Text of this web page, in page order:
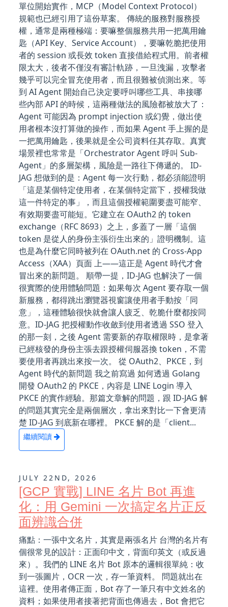
單位開始實作，MCP（Model Context Protocol）
規範也已經引用了這份草案。 傳統的服務對服務授
權，通常是兩種極端：要嘛整個服務共用一把萬用鑰
匙（API Key、Service Account），要嘛乾脆把使用
者的 session 或長效 token 直接借給程式用。前者權
限太大，後者不僅沒有審計軌跡，一旦洩漏，攻擊者
幾乎可以完全冒充使用者，而且很難被偵測出來。等
到 AI Agent 開始自己決定要呼叫哪些工具、串接哪
些內部 API 的時候，這兩種做法的風險都被放大了：
Agent 可能因為 prompt injection 或幻覺，做出使
用者根本沒打算做的操作，而如果 Agent 手上握的是
一把萬用鑰匙，後果就是全公司資料任其存取。真實
場景裡也常常是「Orchestrator Agent 呼叫 Sub-
Agent」的多層架構，風險是一路往下傳遞的。 ID-
JAG 想做到的是：Agent 每一次行動，都必須能證明
「這是某個特定使用者，在某個特定當下，授權我做
這一件特定的事」，而且這個授權範圍要盡可能窄、
有效期要盡可能短。它建立在 OAuth2 的 token
exchange（RFC 8693）之上，多蓋了一層「這個
token 是從人的身份主張衍生出來的」證明機制。這
也是為什麼它同時被列在 OAuth.net 的 Cross-App
Access（XAA）頁面 上——這正是 Agent 時代才會
冒出來的新問題。 順帶一提，ID-JAG 也解決了一個
很實際的使用體驗問題：如果每次 Agent 要存取一個
新服務，都得跳出瀏覽器視窗讓使用者手動按「同
意」，這種體驗很快就會讓人疲乏、乾脆什麼都按同
意。ID-JAG 把授權動作收斂到使用者透過 SSO 登入
的那一刻，之後 Agent 需要新的存取權限時，是拿著
已經核發的身份主張去跟授權伺服器換 token，不需
要使用者再跳出來按一次。 從 OAuth2、PKCE，到
Agent 時代的新問題 我之前寫過 如何透過 Golang
開發 OAuth2 的 PKCE，內容是 LINE Login 導入
PKCE 的實作經驗。那篇文章解的問題，跟 ID-JAG 解
的問題其實完全是兩個層次，拿出來對比一下會更清
楚 ID-JAG 到底新在哪裡。 PKCE 解的是「client...
繼續閱讀
JULY 22ND, 2026
[GCP 實戰] LINE 名片 Bot 再進
化：用 Gemini 一次搞定名片正反
面辨識合併
痛點：一張中文名片，其實是兩張名片 台灣的名片有
個很常見的設計：正面印中文，背面印英文（或反過
來）。我們的 LINE 名片 Bot 原本的邏輯很單純：收
到一張圖片，OCR 一次，存一筆資料。 問題就出在
這裡。使用者傳正面，Bot 存了一筆只有中文姓名的
資料；如果使用者接著把背面也傳過去，Bot 會把它